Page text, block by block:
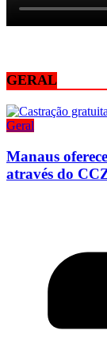
GERAL
Geral
Manaus
através do